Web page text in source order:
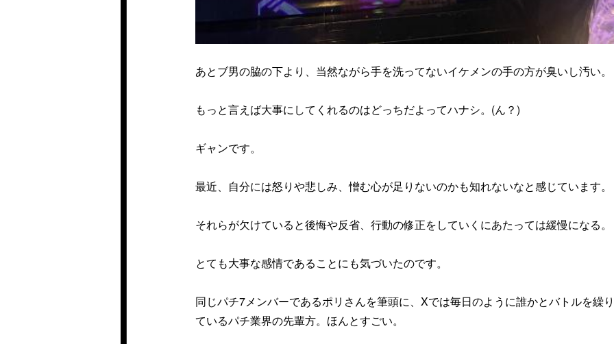
あとブ男の脇の下より、当然ながら手を洗ってないイケメンの手の方が臭いし汚い。
もっと言えば大事にしてくれるのはどっちだよってハナシ。(ん？)
ギャンです。
最近、自分には怒りや悲しみ、憎む心が足りないのかも知れないなと感じています。
それらが欠けていると後悔や反省、行動の修正をしていくにあたっては緩慢になる。
とても大事な感情であることにも気づいたのです。
同じパチ7メンバーであるポリさんを筆頭に、Xでは毎日のように誰かとバトルを繰
ているパチ業界の先輩方。ほんとすごい。